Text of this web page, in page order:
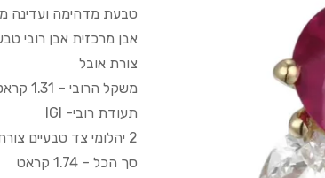
טבעת מדהימה ועדינה
אבן מרכזית אבן רובי
צורת אובל
משקל הרובי – 1.31 קראט
תעודת רובי- IGI
2 יהלומי צד טבעיים צורת טיפה במשקל 0.43 קראט
סך הכל – 1.74 קראט